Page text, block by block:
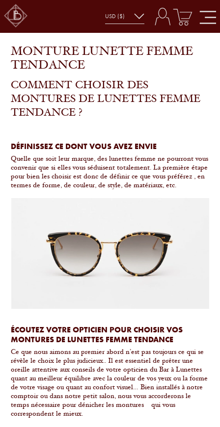
MONTURE LUNETTE FEMME
TENDANCE
COMMENT CHOISIR DES
MONTURES DE LUNETTES FEMME
TENDANCE ?
DÉFINISSEZ CE DONT VOUS AVEZ ENVIE
Quelle que soit leur marque, des lunettes femme ne pourront vous
convenir que si elles vous séduisent totalement. La première étape
pour bien les choisir est donc de définir ce que vous préférez , en
termes de forme, de couleur, de style, de matériaux, etc.
ÉCOUTEZ VOTRE OPTICIEN POUR CHOISIR VOS
MONTURES DE LUNETTES FEMME TENDANCE
Ce que nous aimons au premier abord n’est pas toujours ce qui se
révèle le choix le plus judicieux.. Il est essentiel de prêter une
oreille attentive aux conseils de votre opticien du Bar à Lunettes
quant au meilleur équilibre avec la couleur de vos yeux ou la forme
de votre visage ou quant au confort visuel… Bien installés à notre
comptoir ou dans notre petit salon, nous vous accorderons le
temps nécessaire pour dénicher les montures qui vous
correspondent le mieux.